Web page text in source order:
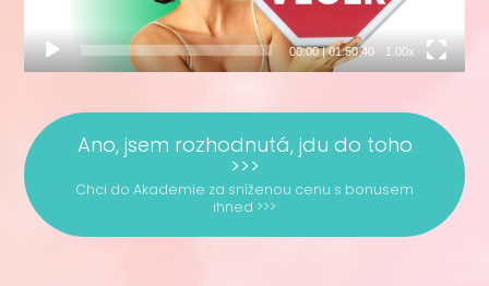
00:00|01:50:40 1.00x
Ano, jsem rozhodnutá, jdu do toho
>>>
Chci do Akademie za sníženou cenu s bonusem
ihned >>>